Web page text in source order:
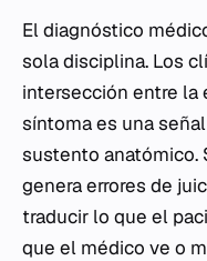
El diagnóstico
sola disciplina. Los
intersección entre la
síntoma es una
sustento anatómico.
genera errores de
traducir lo que el
que el médico ve o